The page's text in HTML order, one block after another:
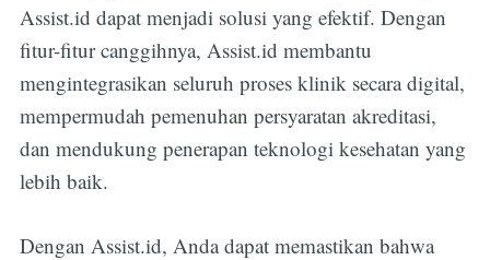
Assist.id dapat menjadi solusi yang efektif. Dengan
fitur-fitur canggihnya, Assist.id membantu
mengintegrasikan seluruh proses klinik secara digital,
mempermudah pemenuhan persyaratan akreditasi,
dan mendukung penerapan teknologi kesehatan yang
lebih baik.
Dengan Assist.id, Anda dapat memastikan bahwa